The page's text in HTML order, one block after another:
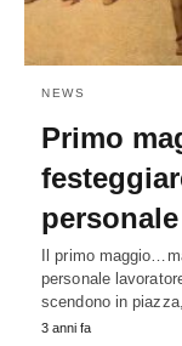
NEWS
Primo
Il primo
personale
scendono in
3 anni fa